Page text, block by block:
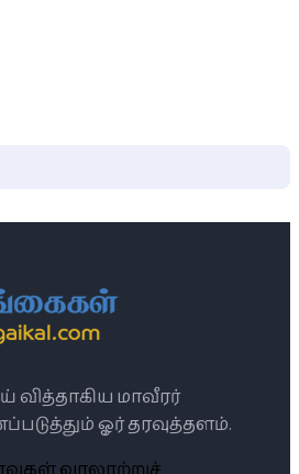
வித்தாகிய மாவீரர்
ஓர் தரவுத்தளம்.